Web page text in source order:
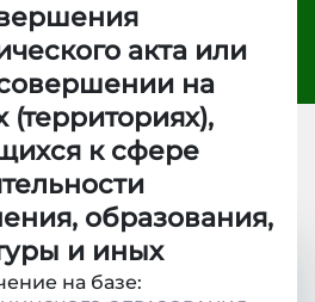
акта или
на
(территориях),
к сфере
образования,
и иных
на базе: